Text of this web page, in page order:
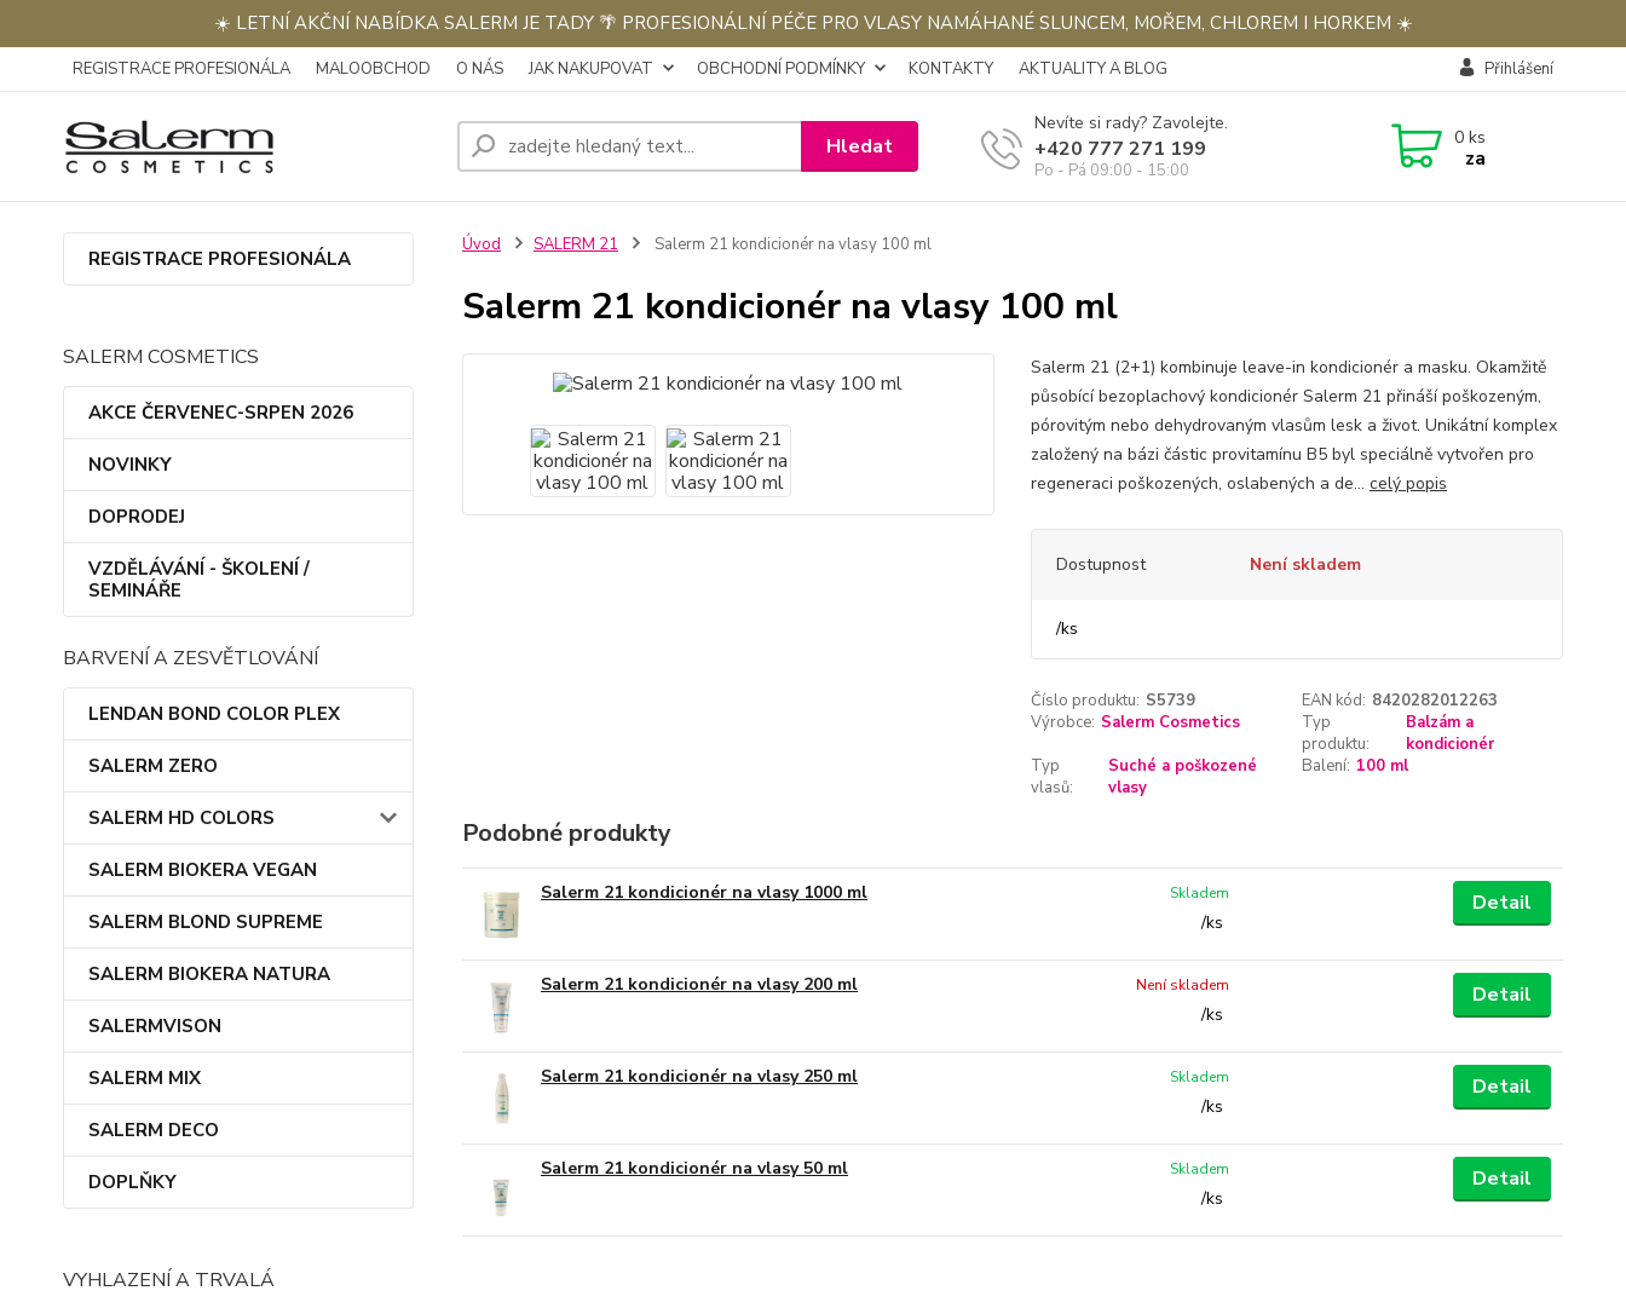
☀️ LETNÍ AKČNÍ NABÍDKA SALERM JE TADY 🌴 PROFESIONÁLNÍ PÉČE PRO VLASY NAMÁHANÉ SLUNCEM, MOŘEM, CHLOREM I HORKEM ☀️
REGISTRACE PROFESIONÁLA MALOOBCHOD O NÁS JAK NAKUPOVAT OBCHODNÍ PODMÍNKY KONTAKTY AKTUALITY A BLOG Přihlášení
Hledat
Nevíte si rady? Zavolejte.
+420 777 271 199
Po - Pá 09:00 - 15:00
0 ks
za
REGISTRACE PROFESIONÁLA
SALERM COSMETICS
AKCE ČERVENEC-SRPEN 2026
NOVINKY
DOPRODEJ
VZDĚLÁVÁNÍ - ŠKOLENÍ /
SEMINÁŘE
BARVENÍ A ZESVĚTLOVÁNÍ
LENDAN BOND COLOR PLEX
SALERM ZERO
SALERM HD COLORS
SALERM BIOKERA VEGAN
SALERM BLOND SUPREME
SALERM BIOKERA NATURA
SALERMVISON
SALERM MIX
SALERM DECO
DOPLŇKY
VYHLAZENÍ A TRVALÁ
Úvod SALERM 21 Salerm 21 kondicionér na vlasy 100 ml
Salerm 21 kondicionér na vlasy 100 ml
Salerm 21 (2+1) kombinuje leave-in kondicionér a masku. Okamžitě
působící bezoplachový kondicionér Salerm 21 přináší poškozeným,
pórovitým nebo dehydrovaným vlasům lesk a život. Unikátní komplex
založený na bázi částic provitamínu B5 byl speciálně vytvořen pro
regeneraci poškozených, oslabených a de... celý popis
Dostupnost Není skladem
/ks
Číslo produktu: S5739 EAN kód: 8420282012263
Výrobce: Salerm Cosmetics
Typ
produktu:
Balzám a
kondicionér
Typ
vlasů:
Suché a poškozené
vlasy
Balení: 100 ml
Podobné produkty
Salerm 21 kondicionér na vlasy 1000 ml
/ks
Skladem Detail
Salerm 21 kondicionér na vlasy 200 ml
/ks
Není skladem Detail
Salerm 21 kondicionér na vlasy 250 ml
/ks
Skladem Detail
Salerm 21 kondicionér na vlasy 50 ml
/ks
Skladem Detail